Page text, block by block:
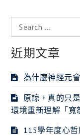
Search
for:
近期文章
為什麼神經元
原諒，真的只
環境重新理解「寬
115學年度心